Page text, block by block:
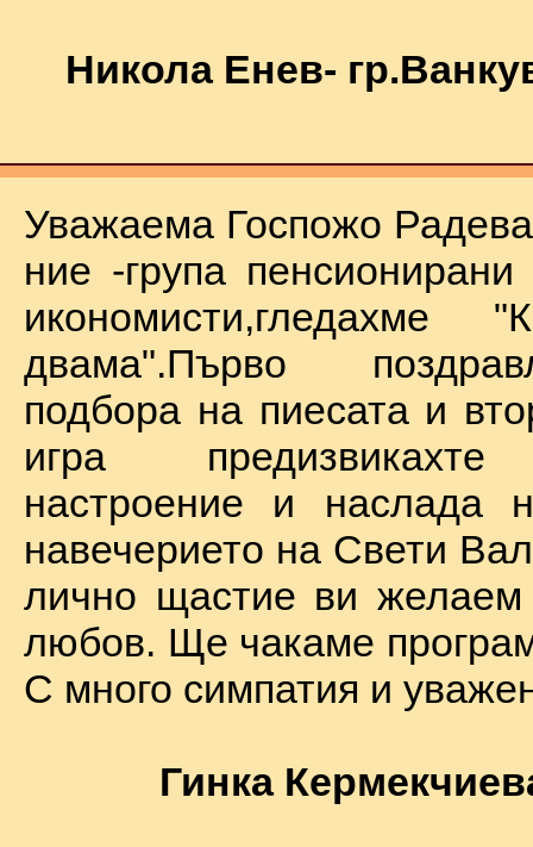
Никола Енев-
Уважаема Госпожо
ние -група
икономисти,гледахме
двама".Първо
подбора на пиесата и
игра
настроение и наслада
навечерието на Свети
лично щастие ви желаем
любов. Ще чакаме
С много симпатия и
Гинка